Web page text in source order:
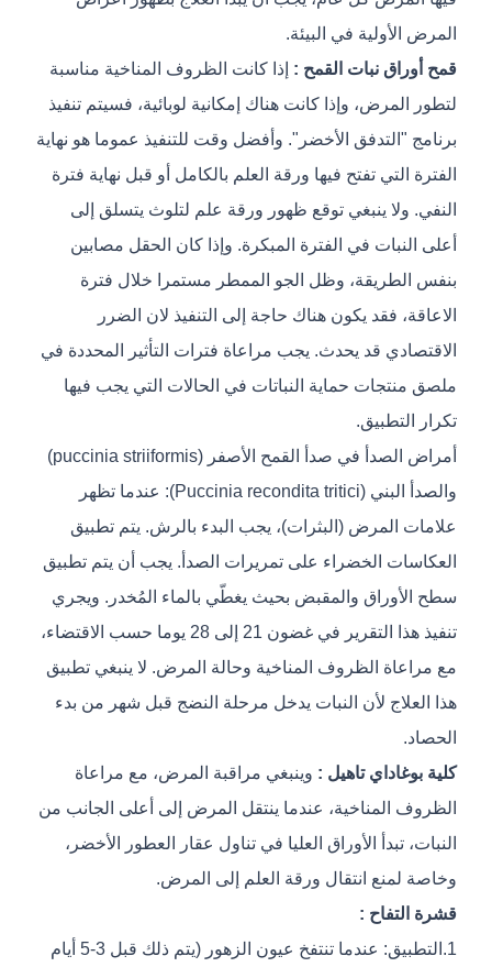
المرض الأولية في البيئة.
قمح أوراق نبات القمح : إذا كانت الظروف المناخية مناسبة
لتطور المرض، وإذا كانت هناك إمكانية لوبائية، فسيتم تنفيذ
برنامج "التدفق الأخضر". وأفضل وقت للتنفيذ عموما هو نهاية
الفترة التي تفتح فيها ورقة العلم بالكامل أو قبل نهاية فترة
النفي. ولا ينبغي توقع ظهور ورقة علم لتلوث يتسلق إلى
أعلى النبات في الفترة المبكرة. وإذا كان الحقل مصابين
بنفس الطريقة، وظل الجو الممطر مستمرا خلال فترة
الاعاقة، فقد يكون هناك حاجة إلى التنفيذ لان الضرر
الاقتصادي قد يحدث. يجب مراعاة فترات التأثير المحددة في
ملصق منتجات حماية النباتات في الحالات التي يجب فيها
تكرار التطبيق.
أمراض الصدأ في صدأ القمح الأصفر (puccinia striiformis)
والصدأ البني (Puccinia recondita tritici): عندما تظهر
علامات المرض (البثرات)، يجب البدء بالرش. يتم تطبيق
العكاسات الخضراء على تمريرات الصدأ. يجب أن يتم تطبيق
سطح الأوراق والمقبض بحيث يغطّي بالماء المُخدر. ويجري
تنفيذ هذا التقرير في غضون 21 إلى 28 يوما حسب الاقتضاء،
مع مراعاة الظروف المناخية وحالة المرض. لا ينبغي تطبيق
هذا العلاج لأن النبات يدخل مرحلة النضج قبل شهر من بدء
الحصاد.
كلية بوغاداي تاهيل : وينبغي مراقبة المرض، مع مراعاة
الظروف المناخية، عندما ينتقل المرض إلى أعلى الجانب من
النبات، تبدأ الأوراق العليا في تناول عقار العطور الأخضر،
وخاصة لمنع انتقال ورقة العلم إلى المرض.
قشرة التفاح :
1.التطبيق: عندما تنتفخ عيون الزهور (يتم ذلك قبل 3-5 أيام